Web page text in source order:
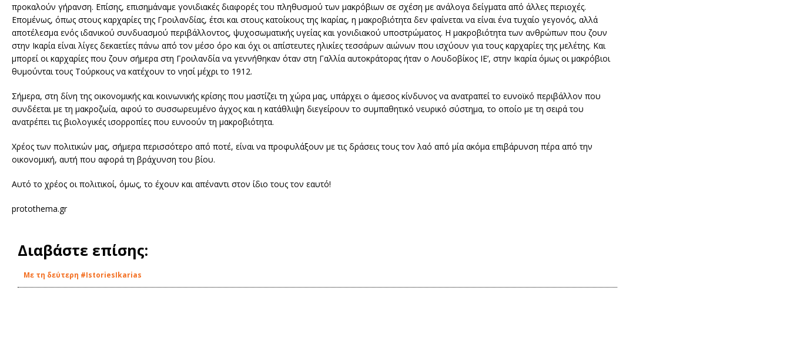
προκαλούν γήρανση. Επίσης, επισημάναμε γονιδιακές διαφορές του πληθυσμού των μακρόβιων σε σχέση με ανάλογα δείγματα από άλλες περιοχές.
Επομένως, όπως στους καρχαρίες της Γροιλανδίας, έτσι και στους κατοίκους της Ικαρίας, η μακροβιότητα δεν φαίνεται να είναι ένα τυχαίο γεγονός, αλλά
αποτέλεσμα ενός ιδανικού συνδυασμού περιβάλλοντος, ψυχοσωματικής υγείας και γονιδιακού υποστρώματος. Η μακροβιότητα των ανθρώπων που ζουν
στην Ικαρία είναι λίγες δεκαετίες πάνω από τον μέσο όρο και όχι οι απίστευτες ηλικίες τεσσάρων αιώνων που ισχύουν για τους καρχαρίες της μελέτης. Και
μπορεί οι καρχαρίες που ζουν σήμερα στη Γροιλανδία να γεννήθηκαν όταν στη Γαλλία αυτοκράτορας ήταν ο Λουδοβίκος ΙΕ’, στην Ικαρία όμως οι μακρόβιοι
θυμούνται τους Τούρκους να κατέχουν το νησί μέχρι το 1912.
Σήμερα, στη δίνη της οικονομικής και κοινωνικής κρίσης που μαστίζει τη χώρα μας, υπάρχει ο άμεσος κίνδυνος να ανατραπεί το ευνοϊκό περιβάλλον που
συνδέεται με τη μακροζωία, αφού το συσσωρευμένο άγχος και η κατάθλιψη διεγείρουν το συμπαθητικό νευρικό σύστημα, το οποίο με τη σειρά του
ανατρέπει τις βιολογικές ισορροπίες που ευνοούν τη μακροβιότητα.
Χρέος των πολιτικών μας, σήμερα περισσότερο από ποτέ, είναι να προφυλάξουν με τις δράσεις τους τον λαό από μία ακόμα επιβάρυνση πέρα από την
οικονομική, αυτή που αφορά τη βράχυνση του βίου.
Αυτό το χρέος οι πολιτικοί, όμως, το έχουν και απέναντι στον ίδιο τους τον εαυτό!
protothema.gr
Διαβάστε επίσης:
Με τη δεύτερη #IstoriesIkarias